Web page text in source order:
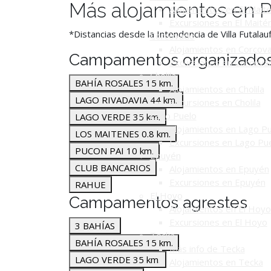
Alojamientos en El
Corcovado
Excursiones en
Cholila
Alojamientos en Cholila
Excursiones en Cholila
Lago Puelo
Alojamientos en Lago
Excursiones en Lago
Epuyén
El Hoyo
Alojamientos en El Hoyo
Tecka
Más info de Tecka
Más alojamientos en
*Distancias desde la Intendencia de Villa
Campamentos
BAHÍA ROSALES 15 km.
LAGO RIVADAVIA 44 km.
LAGO VERDE 35 km.
LOS MAITENES 0.8 km.
PUCON PAI 10 km.
CLUB BANCARIOS
RAHUE
Campamentos agrestes
3 BAHÍAS
BAHÍA ROSALES 15 km.
LAGO VERDE 35 km.